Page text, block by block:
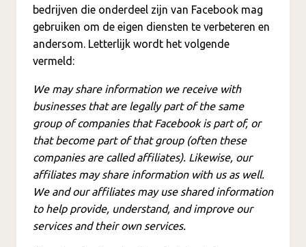
bedrijven die onderdeel zijn van Facebook mag
gebruiken om de eigen diensten te verbeteren en
andersom. Letterlijk wordt het volgende
vermeld:
We may share information we receive with
businesses that are legally part of the same
group of companies that Facebook is part of, or
that become part of that group (often these
companies are called affiliates). Likewise, our
affiliates may share information with us as well.
We and our affiliates may use shared information
to help provide, understand, and improve our
services and their own services.